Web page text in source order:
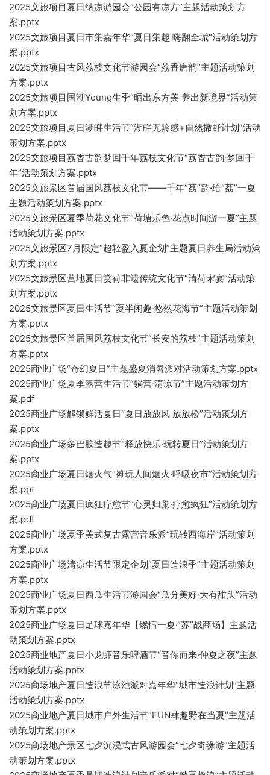
2025文旅项目夏日纳凉游园会“公园有凉方”主题活动策划方
案.pptx
2025文旅项目夏日市集嘉年华“夏日集趣 嗨翻全城”活动策划方
案.pptx
2025文旅项目古风荔枝文化节游园会“荔香唐韵”主题活动策划
方案.pptx
2025文旅项目国潮Young生季“晒出东方美 养出新境界”活动策
划方案.pptx
2025文旅项目夏日湖畔生活节“湖畔无龄感+自然撒野计划”活动
策划方案.pptx
2025文旅项目荔香古韵梦回千年荔枝文化节“荔香古韵·梦回千
年”活动策划方案.pptx
2025文旅景区首届国风荔枝文化节——千年“荔”韵·给“荔”一夏
主题活动策划方案.pptx
2025文旅景区夏季荷花文化节“荷塘乐色·花点时间游一夏”主题
活动策划方案.pptx
2025文旅景区7月限定“超轻盈入夏企划”主题夏日养生局活动策
划方案.pptx
2025文旅景区营地夏日赏荷非遗传统文化节“清荷宋宴”活动策
划方案.pptx
2025文旅景区夏日生活节“夏半闲趣·悠然花海节”主题活动策划
方案.pptx
2025文旅景区首届国风荔枝文化节“长安的荔枝”主题活动策划
方案.pptx
2025商业广场“奇幻夏日”主题盛夏消暑派对活动策划方案.pptx
2025商业广场夏季露营生活节“躺营·清凉节”主题活动策划方
案.pdf
2025商业广场解锁鲜活夏日“夏日放放风 放放松”活动策划方
案.pptx
2025商业广场多巴胺造趣节“释放快乐·玩转夏日”活动策划方
案.pptx
2025商业广场夏日烟火气“摊玩人间烟火·呼吸夜市”活动策划方
案.ppt
2025商业广场夏日疯狂疗愈节“心灵归巢·疗愈疯狂”活动策划方
案.pdf
2025商业广场夏季美式复古露营音乐派“玩转西海岸”活动策划
方案.pptx
2025商业广场清凉生活节限定企划“夏日造浪季”主题活动策划
方案.pptx
2025商业广场夏日西瓜生活节游园会“瓜分美好·大有甜头”活动
策划方案.pptx
2025商业广场夏日足球嘉年华【燃情一夏·“苏”战商场】主题活
动策划方案.pptx
2025商业地产夏日小龙虾音乐啤酒节“音你而来·仲夏之夜”主题
活动策划方案.pptx
2025商场地产夏日造浪节泳池派对嘉年华“城市造浪计划”主题
活动策划方案.pptx
2025商业地产夏日城市户外生活节“FUN肆趣野在当夏”主题活
动策划方案.pptx
2025商场地产景区七夕沉浸式古风游园会“七夕奇缘游”主题活
动策划方案.pptx